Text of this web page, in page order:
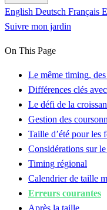
English Deutsch Français
Suivre mon jardin
On This Page
Le même timing,
Différences clés
Le défi de la
Gestion des
Taille d’été pour les
Considérations sur
Timing régional
Calendrier de taille
Erreurs courantes
Après la taille